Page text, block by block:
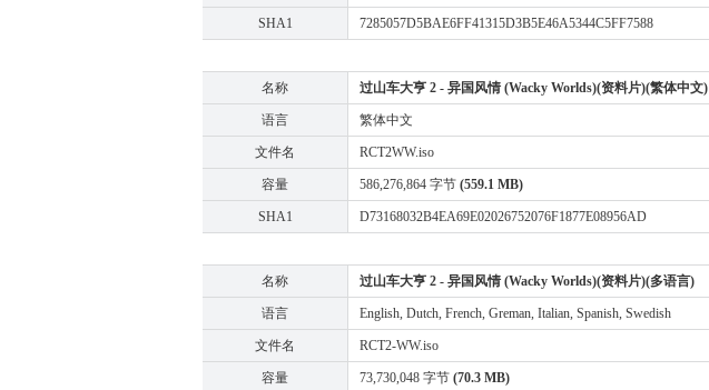
SHA1 7285057D5BAE6FF41315D3B5E46A5344C5FF7588
名称 过山车大亨 2 - 异国风情 (Wacky Worlds)(资料片)(繁体中文)
语言 繁体中文
文件名 RCT2WW.iso
容量 586,276,864 字节 (559.1 MB)
SHA1 D73168032B4EA69E02026752076F1877E08956AD
名称 过山车大亨 2 - 异国风情 (Wacky Worlds)(资料片)(多语言)
语言 English, Dutch, French, Greman, Italian, Spanish, Swedish
文件名 RCT2-WW.iso
容量 73,730,048 字节 (70.3 MB)